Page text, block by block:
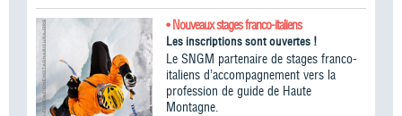
• Nouveaux stages franco-italiens
Les inscriptions sont ouvertes !
Le SNGM partenaire de stages franco-
italiens d’accompagnement vers la
profession de guide de Haute
Montagne.